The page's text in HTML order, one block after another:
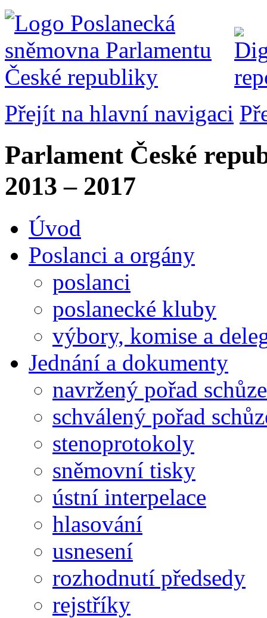
Přejít na hlavní navigaci
Parlament České
2013 – 2017
Úvod
Poslanci a orgány
poslanci
poslanecké kluby
výbory, komise a
Jednání a dokumenty
navržený pořad schůze
schválený pořad
stenoprotokoly
sněmovní tisky
ústní interpelace
hlasování
usnesení
rozhodnutí předsedy
rejstříky